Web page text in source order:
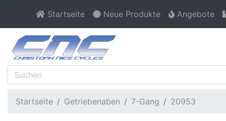
Startseite Neue Produkte Angebote
Startseite Getriebenaben 7-Gang 20953